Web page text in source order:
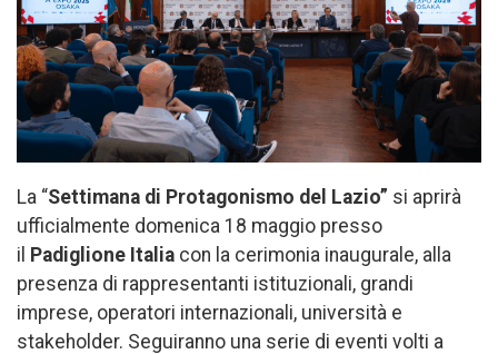
La “Settimana di Protagonismo del Lazio” si aprirà
ufficialmente domenica 18 maggio presso
il Padiglione Italia con la cerimonia inaugurale, alla
presenza di rappresentanti istituzionali, grandi
imprese, operatori internazionali, università e
stakeholder. Seguiranno una serie di eventi volti a